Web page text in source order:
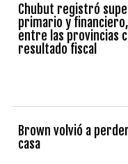
Chubut registró
primario y
entre las provincias
resultado fiscal
Brown volvió a
casa